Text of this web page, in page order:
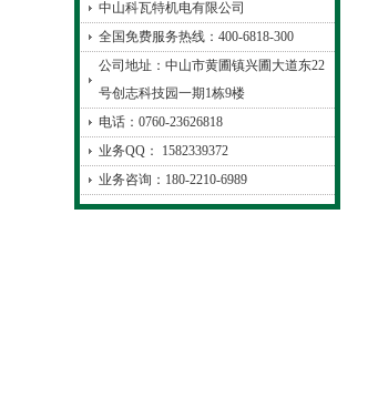
中山科瓦特机电有限公司
全国免费服务热线：400-6818-300
公司地址：中山市黄圃镇兴圃大道东22
号创志科技园一期1栋9楼
电话：0760-23626818
业务QQ： 1582339372
业务咨询：180-2210-6989